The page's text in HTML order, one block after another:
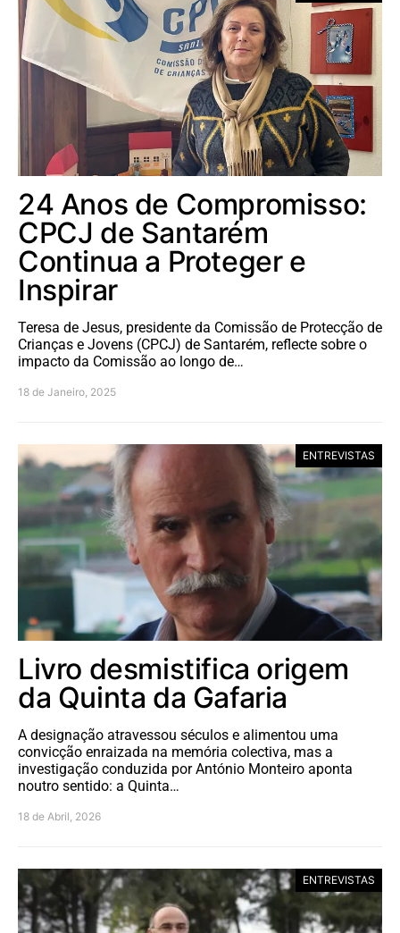
24 Anos de Compromisso:
CPCJ de Santarém
Continua a Proteger e
Inspirar
Teresa de Jesus, presidente da Comissão de Protecção de
Crianças e Jovens (CPCJ) de Santarém, reflecte sobre o
impacto da Comissão ao longo de…
18 de Janeiro, 2025
ENTREVISTAS
Livro desmistifica origem
da Quinta da Gafaria
A designação atravessou séculos e alimentou uma
convicção enraizada na memória colectiva, mas a
investigação conduzida por António Monteiro aponta
noutro sentido: a Quinta…
18 de Abril, 2026
ENTREVISTAS